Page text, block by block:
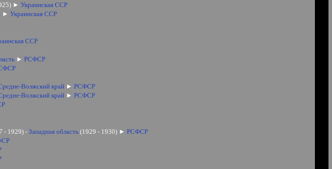
► Украинская ССР
► Украинская ССР
ССР
► РСФСР
Волжский край ► РСФСР
Волжский край ► РСФСР
- 1929) -Западная область (1929 - 1930) ► РСФСР